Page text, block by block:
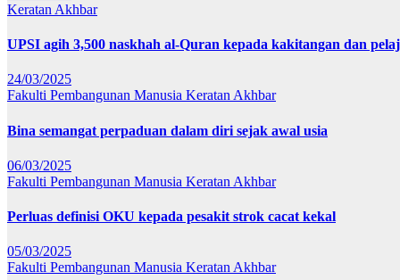
Keratan Akhbar
UPSI agih 3,500 naskhah al-Quran kepada kakitangan dan
24/03/2025
Fakulti Pembangunan Manusia Keratan Akhbar
Bina semangat perpaduan dalam diri sejak awal usia
06/03/2025
Fakulti Pembangunan Manusia Keratan Akhbar
Perluas definisi OKU kepada pesakit strok cacat kekal
05/03/2025
Fakulti Pembangunan Manusia Keratan Akhbar